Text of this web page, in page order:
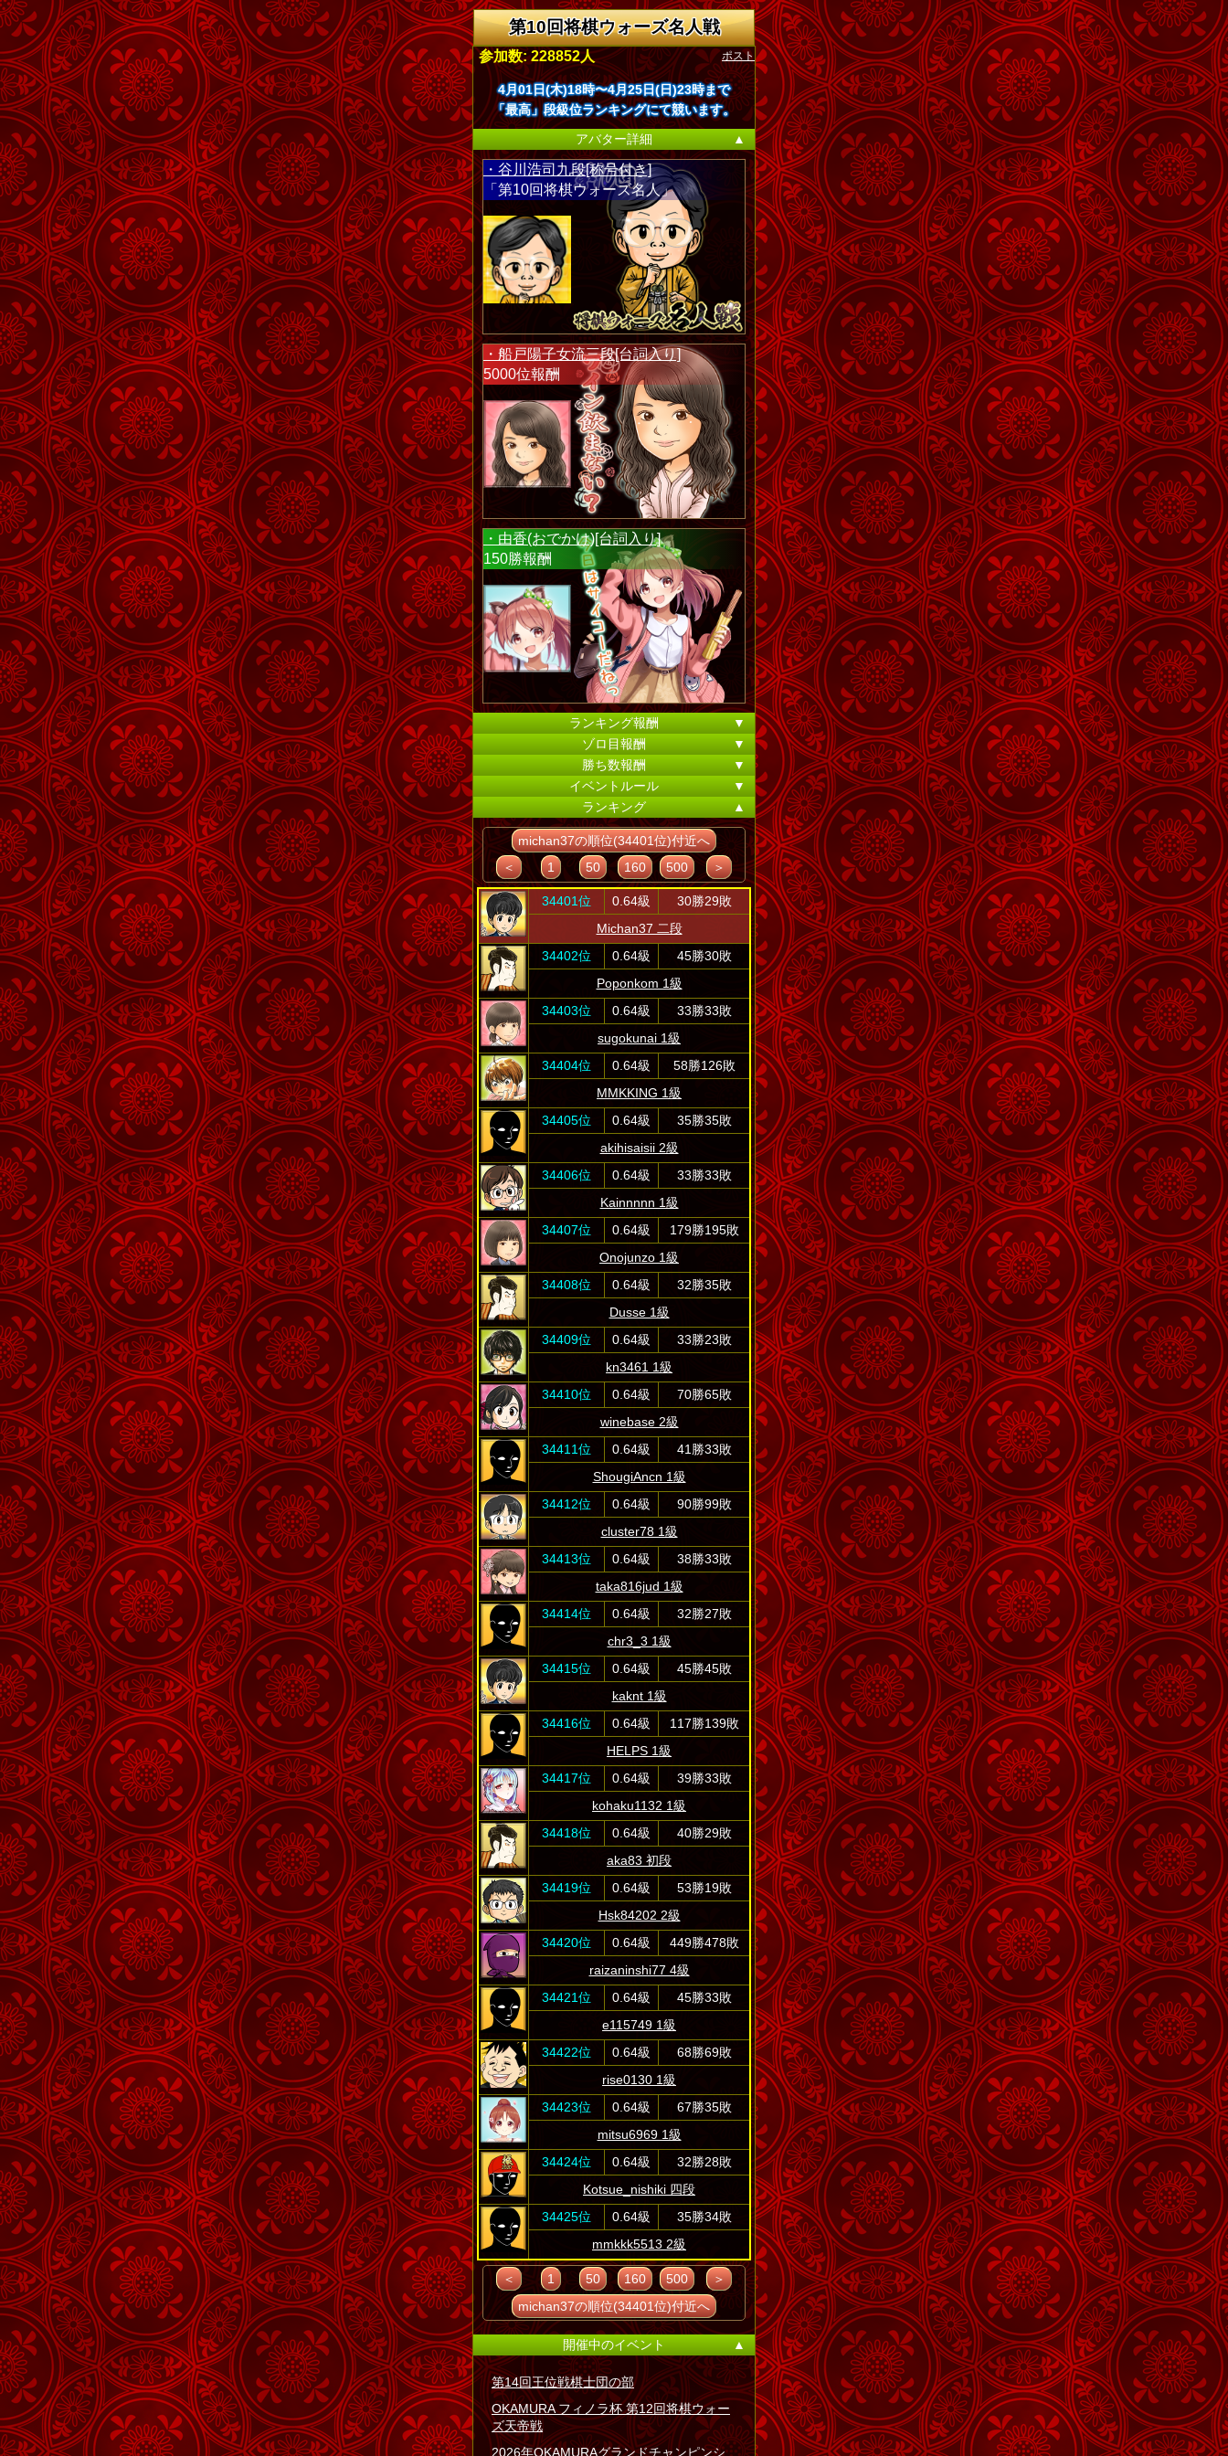
第10回将棋ウォーズ名人戦
ポスト
参加数: 228852人
4月01日(木)18時〜4月25日(日)23時まで
「最高」段級位ランキングにて競います。
アバター詳細
▲
・谷川浩司九段[称号付き]
「第10回将棋ウォーズ名人」
・船戸陽子女流三段[台詞入り]
5000位報酬
・由香(おでかけ)[台詞入り]
150勝報酬
ランキング報酬
▼
ゾロ目報酬
▼
勝ち数報酬
▼
イベントルール
▼
ランキング
▲
michan37の順位(34401位)付近へ
＜
1 50 160 500 ＞
34401位 0.64級
30勝29敗
Michan37 二段
34402位
0.64級
45勝30敗
Poponkom 1級
34403位
0.64級
33勝33敗
sugokunai 1級
34404位
0.64級
58勝126敗
MMKKING 1級
34405位
0.64級
35勝35敗
akihisaisii 2級
34406位
0.64級
33勝33敗
Kainnnnn 1級
34407位
0.64級
179勝195敗
Onojunzo 1級
34408位
0.64級
32勝35敗
Dusse 1級
34409位
0.64級
33勝23敗
kn3461 1級
34410位
0.64級
70勝65敗
winebase 2級
34411位
0.64級
41勝33敗
ShougiAncn 1級
34412位
0.64級
90勝99敗
cluster78 1級
34413位
0.64級
38勝33敗
taka816jud 1級
34414位
0.64級
32勝27敗
chr3_3 1級
34415位
0.64級
45勝45敗
kaknt 1級
34416位
0.64級
117勝139敗
HELPS 1級
34417位
0.64級
39勝33敗
kohaku1132 1級
34418位
0.64級
40勝29敗
aka83 初段
34419位
0.64級
53勝19敗
Hsk84202 2級
34420位
0.64級
449勝478敗
raizaninshi77 4級
34421位
0.64級
45勝33敗
e115749 1級
34422位
0.64級
68勝69敗
rise0130 1級
34423位
0.64級
67勝35敗
mitsu6969 1級
34424位
0.64級
32勝28敗
Kotsue_nishiki 四段
34425位
0.64級
35勝34敗
mmkkk5513 2級
＜ 1 50 160 500
＞
michan37の順位(34401位)付近へ
開催中のイベント ▲
第14回王位戦棋士団の部
OKAMURA フィノラ杯 第12回将棋ウォー
ズ天帝戦
2026年OKAMURAグランドチャンピンシ